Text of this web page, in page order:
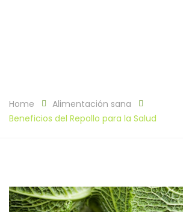
Home
Alimentación sana
Beneficios del Repollo para la Salud